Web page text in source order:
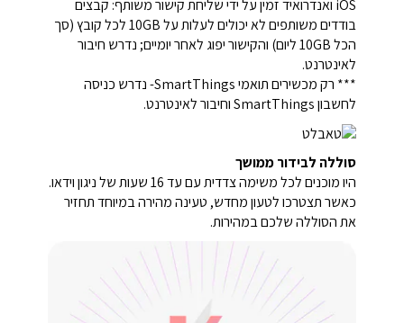
iOS ואנדרואיד זמין על ידי שליחת קישור משותף: קבצים
בודדים משותפים לא יכולים לעלות על 10GB לכל קובץ (סך
הכל 10GB ליום) והקישור יפוג לאחר יומיים; נדרש חיבור
לאינטרנט.
*** רק מכשירים תואמי SmartThings- נדרש כניסה
לחשבון SmartThings וחיבור לאינטרנט.
סוללה לבידור ממושך
היו מוכנים לכל משימה צדדית עם עד 16 שעות של ניגון וידאו.
כאשר תצטרכו לטעון מחדש, טעינה מהירה במיוחד תחזיר
את הסוללה שלכם במהירות.